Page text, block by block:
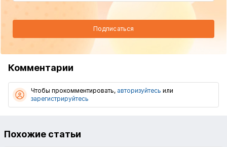
Подписаться
Комментарии
Чтобы прокомментировать, авторизуйтесь или
зарегистрируйтесь
Похожие статьи